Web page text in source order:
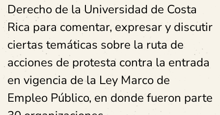
Derecho de la Universidad de Costa
Rica para comentar, expresar y discutir
ciertas temáticas sobre la ruta de
acciones de protesta contra la entrada
en vigencia de la Ley Marco de
Empleo Público, en donde fueron parte